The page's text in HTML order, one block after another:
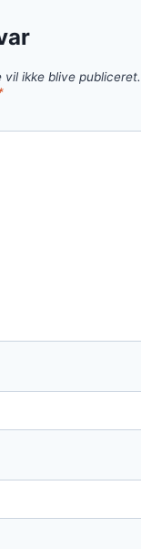
vil ikke blive publiceret.